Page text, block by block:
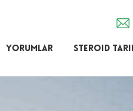
YORUMLAR STEROID